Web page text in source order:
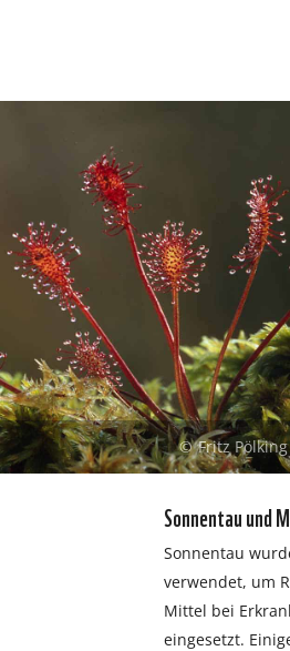
Fritz
Sonnentau und
Sonnentau
verwendet, um
Mittel bei
eingesetzt.